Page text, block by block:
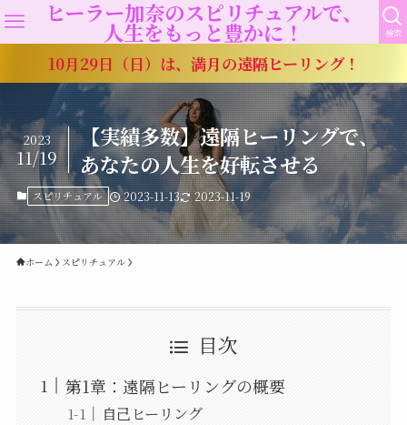
ヒーラー加奈のスピリチュアルで、
人生をもっと豊かに！ 検索
10月29日（日）は、満月の遠隔ヒーリング！
【実績多数】遠隔ヒーリングで、
あなたの人生を好転させる
2023
11/19
スピリチュアル 2023-11-13 2023-11-19
ホーム スピリチュアル
目次
第1章：遠隔ヒーリングの概要
自己ヒーリング